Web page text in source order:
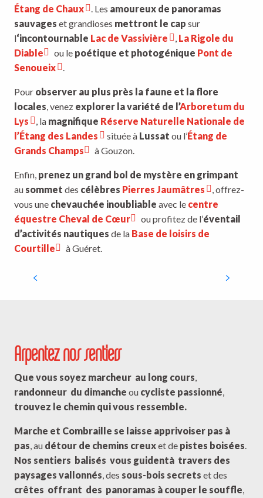
Étang de Chaux
. Les amoureux de panoramas
sauvages et grandioses mettront le cap sur
l‘incontournable Lac de Vassivière , La Rigole du
Diable
ou le poétique et photogénique Pont de
Senoueix
.
Pour observer au plus près la faune et la flore
locales, venez explorer la variété de l’Arboretum du
Lys
, la magnifique Réserve Naturelle Nationale de
l’Étang des Landes
située à Lussat ou l’Étang de
Grands Champs
à Gouzon.
Enfin, prenez un grand bol de mystère en grimpant
au sommet des célèbres Pierres Jaumâtres
, offrez-
vous une chevauchée inoubliable avec le centre
équestre Cheval de Cœur
ou profitez de l’éventail
d’activités nautiques de la Base de loisirs de
Courtille
à Guéret.
Géocaching « Terra Aventura » –
Arpentez nos sentiers
Que vous soyez marcheur au long cours,
randonneur du dimanche ou cycliste passionné,
trouvez le chemin qui vous ressemble.
Marche et Combraille se laisse apprivoiser pas à
pas, au détour de chemins creuxet de pistes boisées.
Nos sentiers balisés vous guidentà travers des
paysages vallonnés, des sous-bois secrets et des
crêtes offrant des panoramas à couper le souffle,